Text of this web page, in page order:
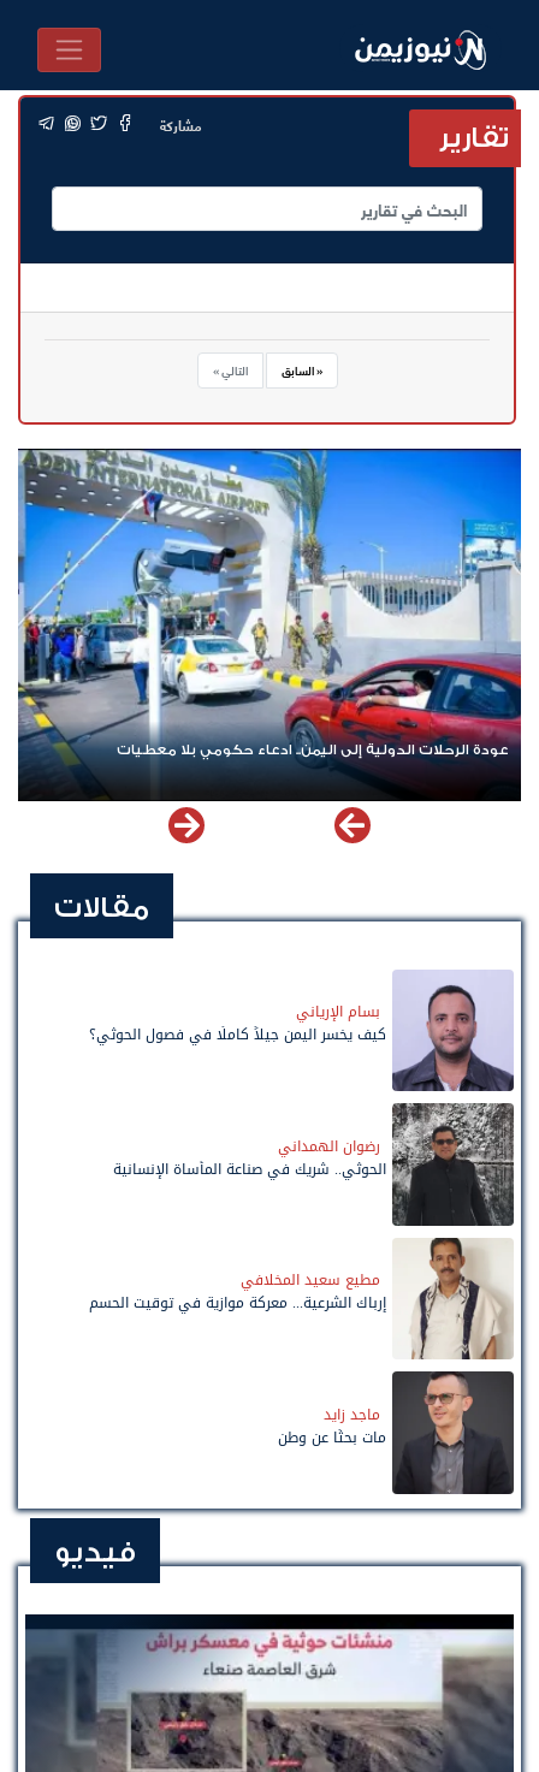
تقارير مشاركة
« السابق التالي »
عودة الرحلات الدولية إلى اليمن.. ادعاء حكومي بلا معطيات
مقالات
بسام الإرياني
كيف يخسر اليمن جيلاً كاملًا في فصول الحوثي؟
رضوان الهمداني
الحوثي.. شريك في صناعة المأساة الإنسانية
مطيع سعيد المخلافي
إرباك الشرعية... معركة موازية في توقيت الحسم
ماجد زايد
مات بحثًا عن وطن
فيديو